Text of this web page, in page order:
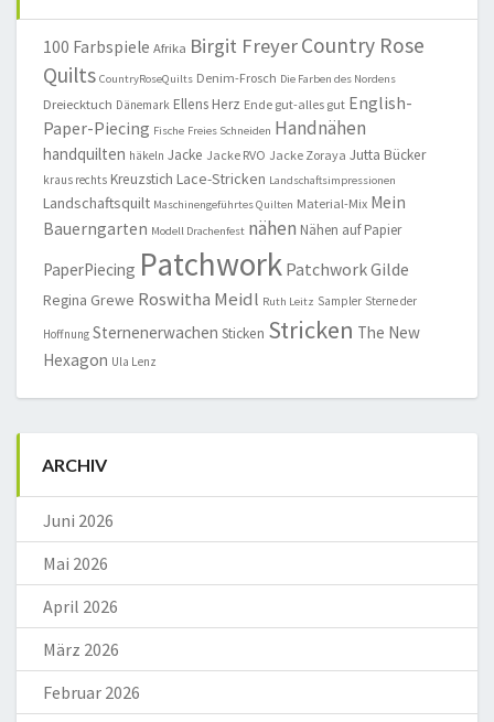
100 Farbspiele Afrika Birgit FreyerCountry Rose
Quilts CountryRoseQuilts Denim-Frosch Die Farben des Nordens
Dreiecktuch Dänemark Ellens Herz Ende gut-alles gut English-
Paper-Piecing Fische Freies Schneiden Handnähen
handquilten häkeln Jacke Jacke RVO Jacke Zoraya Jutta Bücker
kraus rechts Kreuzstich Lace-Stricken Landschaftsimpressionen
Landschaftsquilt Maschinengeführtes Quilten Material-Mix Mein
Bauerngarten Modell Drachenfest nähen Nähen auf Papier
PaperPiecing Patchwork Patchwork Gilde
Regina Grewe Roswitha Meidl Ruth Leitz Sampler Sterne der
Hoffnung Sternenerwachen Sticken Stricken The New
Hexagon Ula Lenz
ARCHIV
Juni 2026
Mai 2026
April 2026
März 2026
Februar 2026